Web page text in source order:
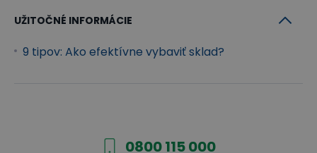
UŽITOČNÉ INFORMÁCIE
9 tipov: Ako efektívne vybaviť sklad?
0800 115 000